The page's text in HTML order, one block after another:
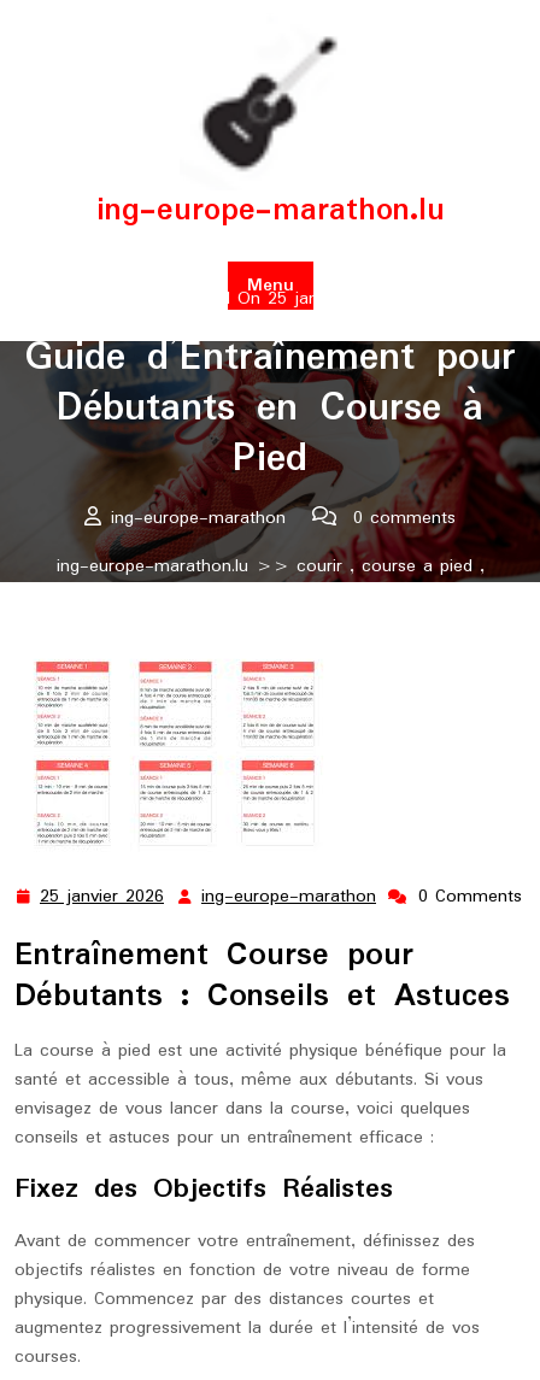
ing-europe-marathon.lu
Menu
Posted On 25 janvier 2026
Guide d’Entraînement pour
Débutants en Course à
Pied
ing-europe-marathon
0 comments
ing-europe-marathon.lu >> courir,course a pied,
25 janvier 2026 25
2026
ing-europe-marathon ing-
marathon
0 Comments
Entraînement Course pour
Débutants : Conseils et Astuces
La course à pied est une activité physique bénéfique pour la
santé et accessible à tous, même aux débutants. Si vous
envisagez de vous lancer dans la course, voici quelques
conseils et astuces pour un entraînement efficace :
Fixez des Objectifs Réalistes
Avant de commencer votre entraînement, définissez des
objectifs réalistes en fonction de votre niveau de forme
physique. Commencez par des distances courtes et
augmentez progressivement la durée et l’intensité de vos
courses.